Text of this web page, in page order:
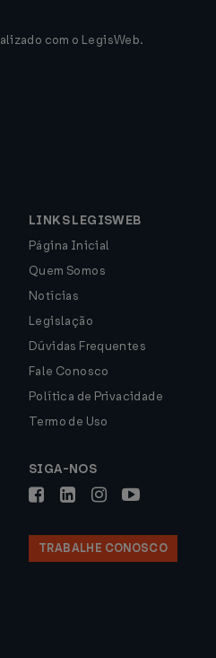
com o LegisWeb.
LINKS LEGISWEB
Página Inicial
Quem Somos
Notícias
Legislação
Dúvidas Frequentes
Fale Conosco
Política de Privacidade
Termo de Uso
SIGA-NOS
TRABALHE CONOSCO